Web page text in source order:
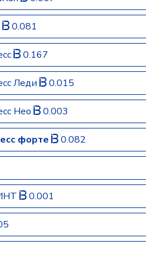
0.081
0.167
Леди 0.015
Нео 0.003
форте 0.082
0.001